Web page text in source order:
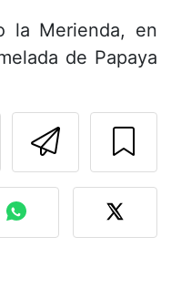
la Merienda, en
de Papaya
Imprimir
al autor
de esta